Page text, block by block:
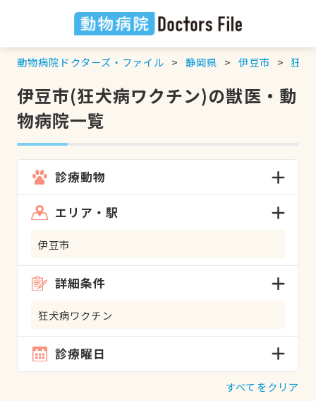
動物病院ドクターズ・ファイル 静岡県 伊豆市 狂犬
伊豆市(狂犬病ワクチン)の獣医・動
物病院一覧
診療動物
エリア・駅
伊豆市
詳細条件
狂犬病ワクチン
診療曜日
すべてをクリア